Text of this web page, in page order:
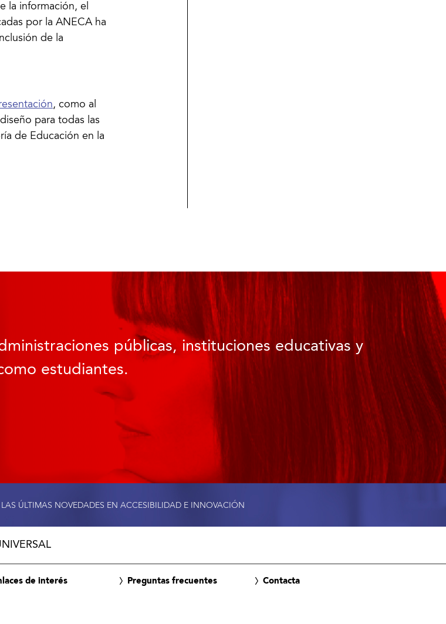
la información, el
por la ANECA ha
de la
, como al
para todas las
de Educación en la
públicas, instituciones educativas y
estudiantes.
ÚLTIMAS NOVEDADES EN ACCESIBILIDAD E INNOVACIÓN
de interés Preguntas frecuentes Contacta